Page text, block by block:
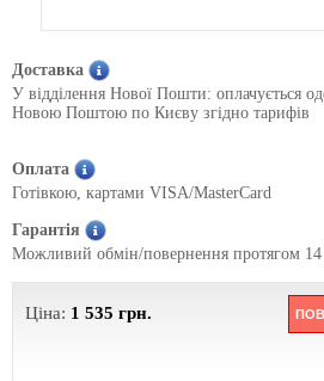
Доставка
У відділення Нової Пошти: оплачується
Новою Поштою по Києву згідно тарифів
Оплата
Готівкою, картами VISA/MasterCard
Гарантія
Можливий обмін/повернення протягом 14
Ціна: 1 535 грн.